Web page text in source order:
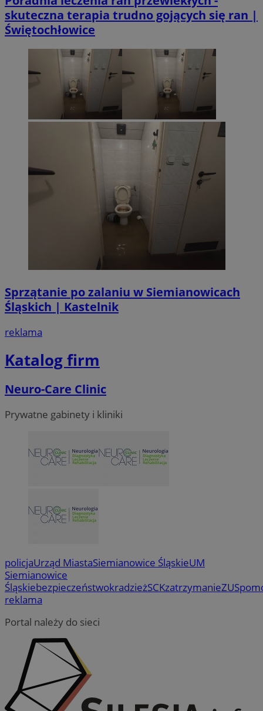
skuteczna terapia trudno gojących się ran |
Świętochłowice
Sprzątanie po zalaniu w Siemianowicach
Śląskich | Kastelnik
reklama
Katalog firm
Neuro-Care Clinic
Prywatne gabinety i kliniki
policjaUrząd MiastaSiemianowice ŚląskieUM
Siemianowice
ŚląskiebezpieczeństwokradzieżSCKzatrzymanieZUS
reklama
Portal należy do sieci